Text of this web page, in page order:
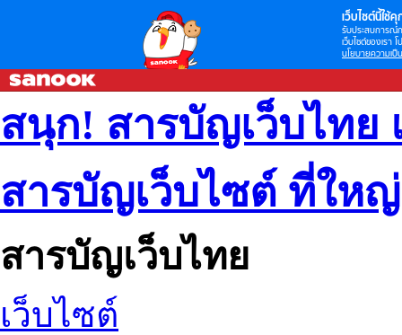
เว็บไซต์นี้ใช้คุ
รับประสบการณ์
เว็บไซต์ของเรา
นโยบายความเป็
สนุก! สารบัญเว็บไทย
สารบัญเว็บไซต์ ที่ให
สารบัญเว็บไทย
เว็บไซต์